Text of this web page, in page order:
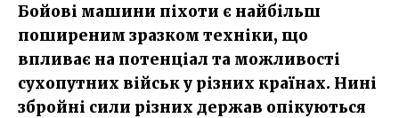
Бойові машини піхоти є найбільш
поширеним зразком техніки, що
впливає на потенціал та можливості
сухопутних військ у різних країнах. Нині
збройні сили різних держав опікуються